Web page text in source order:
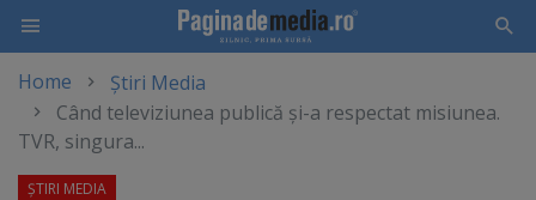
main
content
Home
Știri Media
Când televiziunea publică şi-a respectat misiunea.
TVR, singura...